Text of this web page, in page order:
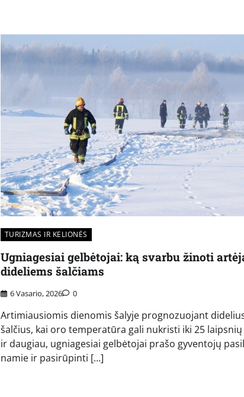
TURIZMAS IR KELIONĖS
Ugniagesiai gelbėtojai: ką svarbu žinoti
dideliems šalčiams
6 Vasario, 2026 0
Artimiausiomis dienomis šalyje prognozuojant
šalčius, kai oro temperatūra gali nukristi iki 25
ir daugiau, ugniagesiai gelbėtojai prašo gyventojų
namie ir pasirūpinti […]